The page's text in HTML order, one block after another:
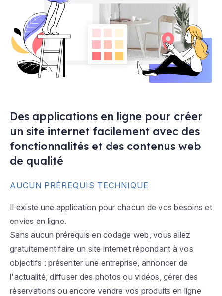
Des applications en ligne pour créer
un site internet facilement avec des
fonctionnalités et des contenus web
de qualité
AUCUN PRÉREQUIS TECHNIQUE
Il existe une application pour chacun de vos besoins et
envies en ligne.
Sans aucun prérequis en codage web, vous allez
gratuitement faire un site internet répondant à vos
objectifs : présenter une entreprise, annoncer de
l'actualité, diffuser des photos ou vidéos, gérer des
réservations ou encore vendre vos produits en ligne